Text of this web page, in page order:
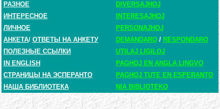
РАЗНОЕ
DIVERSAJHOJ
ИНТЕРЕСНОЕ
INTERESAJHOJ
ЛИЧНОЕ
PERSONAJHOJ
АНКЕТА/ ОТВЕТЫ НА АНКЕТУ DEMANDARO / RESPONDARO
ПОЛЕЗНЫЕ ССЫЛКИ
UTILAJ LIGILOJ
IN ENGLISH
PAGHOJ EN ANGLA LINGVO
СТРАНИЦЫ НА ЭСПЕРАНТО
PAGHOJ TUTE EN ESPERANTO
НАША БИБЛИОТЕКА
NIA BIBLIOTEKO